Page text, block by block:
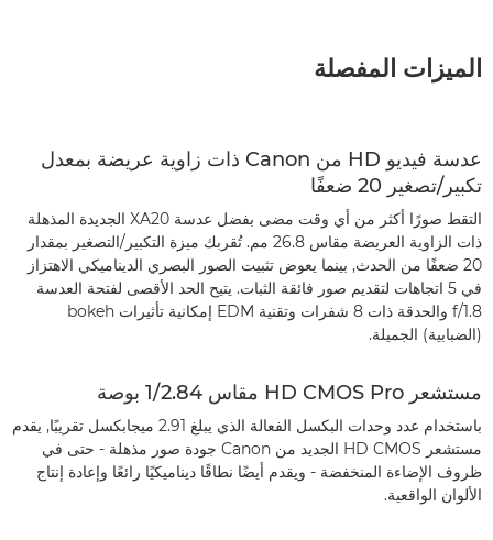
الميزات المفصلة
عدسة فيديو HD من Canon ذات زاوية عريضة بمعدل
تكبير/تصغير 20 ضعفًا
التقط صورًا أكثر من أي وقت مضى بفضل عدسة XA20 الجديدة المذهلة
ذات الزاوية العريضة مقاس 26.8 مم. تُقربك ميزة التكبير/التصغير بمقدار
20 ضعفًا من الحدث, بينما يعوض تثبيت الصور البصري الديناميكي الاهتزاز
في 5 اتجاهات لتقديم صور فائقة الثبات. يتيح الحد الأقصى لفتحة العدسة
f/1.8 والحدقة ذات 8 شفرات وتقنية EDM إمكانية تأثيرات bokeh
(الضبابية) الجميلة.
مستشعر HD CMOS Pro‏ مقاس 1/2.84 بوصة
باستخدام عدد وحدات البكسل الفعالة الذي يبلغ 2.91 ميجابكسل تقريبًا, يقدم
مستشعر HD CMOS الجديد من Canon جودة صور مذهلة - حتى في
ظروف الإضاءة المنخفضة - ويقدم أيضًا نطاقًا ديناميكيًا رائعًا وإعادة إنتاج
الألوان الواقعية.